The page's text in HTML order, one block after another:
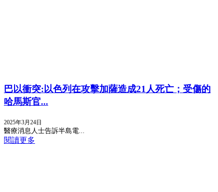
巴以衝突:以色列在攻擊加薩造成21人死亡；受傷的
哈馬斯官...
2025年3月24日
醫療消息人士告訴半島電...
閱讀更多